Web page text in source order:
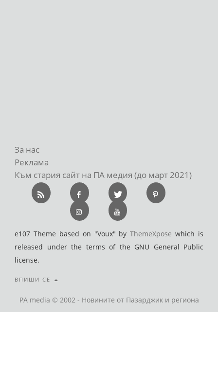
За нас
Реклама
Към стария сайт на ПА медия (до март 2021)
e107 Theme based on "Voux" byThemeXpose which is
released under the terms of the GNU General Public
license.
ВПИШИ СЕ
PA media © 2002 - Новините от Пазарджик и региона